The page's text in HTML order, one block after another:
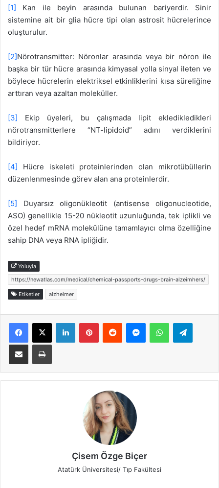
[1]
Kan ile beyin arasında bulunan bariyerdir. Sinir
sistemine ait bir glia hücre tipi olan astrosit hücrelerince
oluşturulur.
[2]Nörotransmitter: Nöronlar arasında veya bir nöron ile
başka bir tür hücre arasında kimyasal yolla sinyal ileten ve
böylece hücrelerin elektriksel etkinliklerini kısa süreliğine
arttıran veya azaltan moleküller.
[3]
Ekip üyeleri, bu çalışmada lipit ekledikledikleri
nörotransmitterlere “NT-lipidoid” adını verdiklerini
bildiriyor.
[4]
Hücre iskeleti proteinlerinden olan mikrotübüllerin
düzenlenmesinde görev alan ana proteinlerdir.
[5]
Duyarsız oligonükleotit (antisense oligonucleotide,
ASO) genellikle 15-20 nükleotit uzunluğunda, tek iplikli ve
özel hedef mRNA molekülüne tamamlayıcı olma özelliğine
sahip DNA veya RNA ipliğidir.
Yoluyla
https://newatlas.com/medical/chemical-passports-drugs-brain-alzeimhers/
Etiketler alzheimer
Facebook
X LinkedInPinterestReddit MessengerWhatsApp
E-Posta ile paylaş Yazdır
Çisem Özge Biçer
Atatürk Üniversitesi/ Tıp Fakültesi